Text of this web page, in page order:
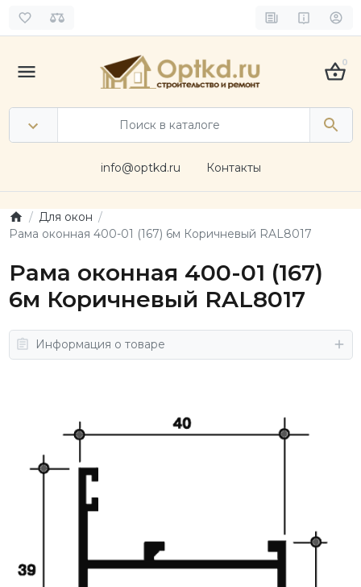
0
info@optkd.ru Контакты
Для окон
Рама оконная 400-01 (167) 6м Коричневый RAL8017
Рама оконная 400-01 (167)
6м Коричневый RAL8017
Информация о товаре